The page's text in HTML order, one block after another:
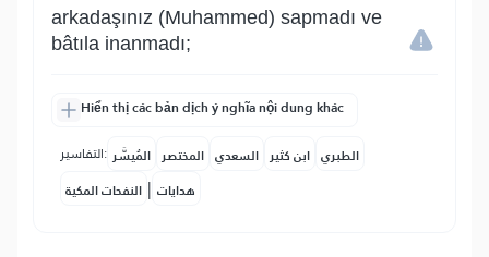
arkadaşınız (Muhammed) sapmadı ve
bâtıla inanmadı;
Hiển thị các bản dịch ý nghĩa nội dung khác
التفاسير: المُيسَّر المختصر السعدي ابن كثير الطبري
النفحات المكية | هدايات